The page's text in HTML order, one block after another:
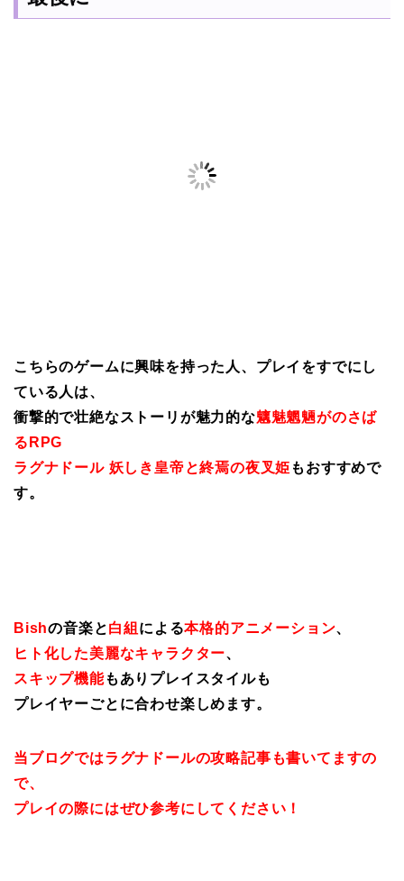
こちらのゲームに興味を持った人、プレイをすでにし
ている人は、
衝撃的で壮絶なストーリが魅力的な魑魅魍魎がのさば
るRPG
ラグナドール 妖しき皇帝と終焉の夜叉姫 もおすすめで
す。
Bishの音楽と白組 による本格的アニメーション、
ヒト化した美麗なキャラクター、
スキップ機能もありプレイスタイルも
プレイヤーごとに合わせ楽しめます。
当ブログではラグナドールの攻略記事も書いてますの
で、
プレイの際にはぜひ参考にしてください！